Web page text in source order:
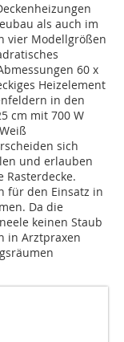
als auch im
vier Modellgrößen
60 x
Heizelement
in den
cm mit 700 W
sich
und erlauben
für den Einsatz in
Da die
keinen Staub
in Arztpraxen